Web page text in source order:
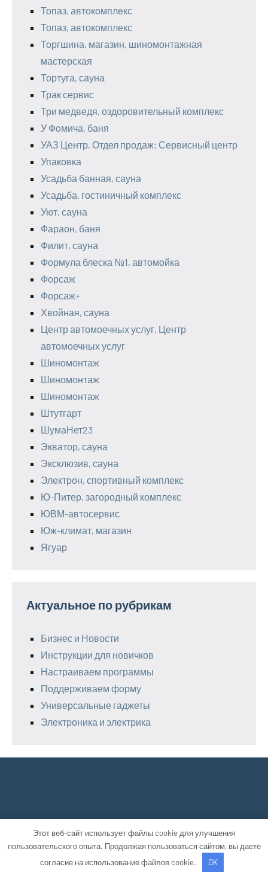
Топаз, автокомплекс
Топаз, автокомплекс
Торгшина, магазин, шиномонтажная
мастерская
Тортуга, сауна
Трак сервис
Три медведя, оздоровительный комплекс
У Фомича, баня
УАЗ Центр, Отдел продаж; Сервисный центр
Упаковка
Усадьба банная, сауна
Усадьба, гостиничный комплекс
Уют, сауна
Фараон, баня
Филит, сауна
Формула блеска №1, автомойка
Форсаж
Форсаж+
Хвойная, сауна
Центр автомоечных услуг, Центр
автомоечных услуг
Шиномонтаж
Шиномонтаж
Шиномонтаж
Штутгарт
ШумаНет23
Экватор, сауна
Эксклюзив, сауна
Электрон, спортивный комплекс
Ю-Питер, загородный комплекс
ЮВМ-автосервис
Юж-климат, магазин
Ягуар
Актуальное по рубрикам
Бизнес и Новости
Инструкции для новичков
Настраиваем программы
Поддерживаем форму
Универсальные гаджеты
Электроника и электрика
Август 2026
Июль 2026
Июнь 2026
Этот веб-сайт использует файлы cookie для улучшения
пользовательского опыта. Продолжая пользоваться сайтом, вы даете
согласие на использование файлов cookie.
OK